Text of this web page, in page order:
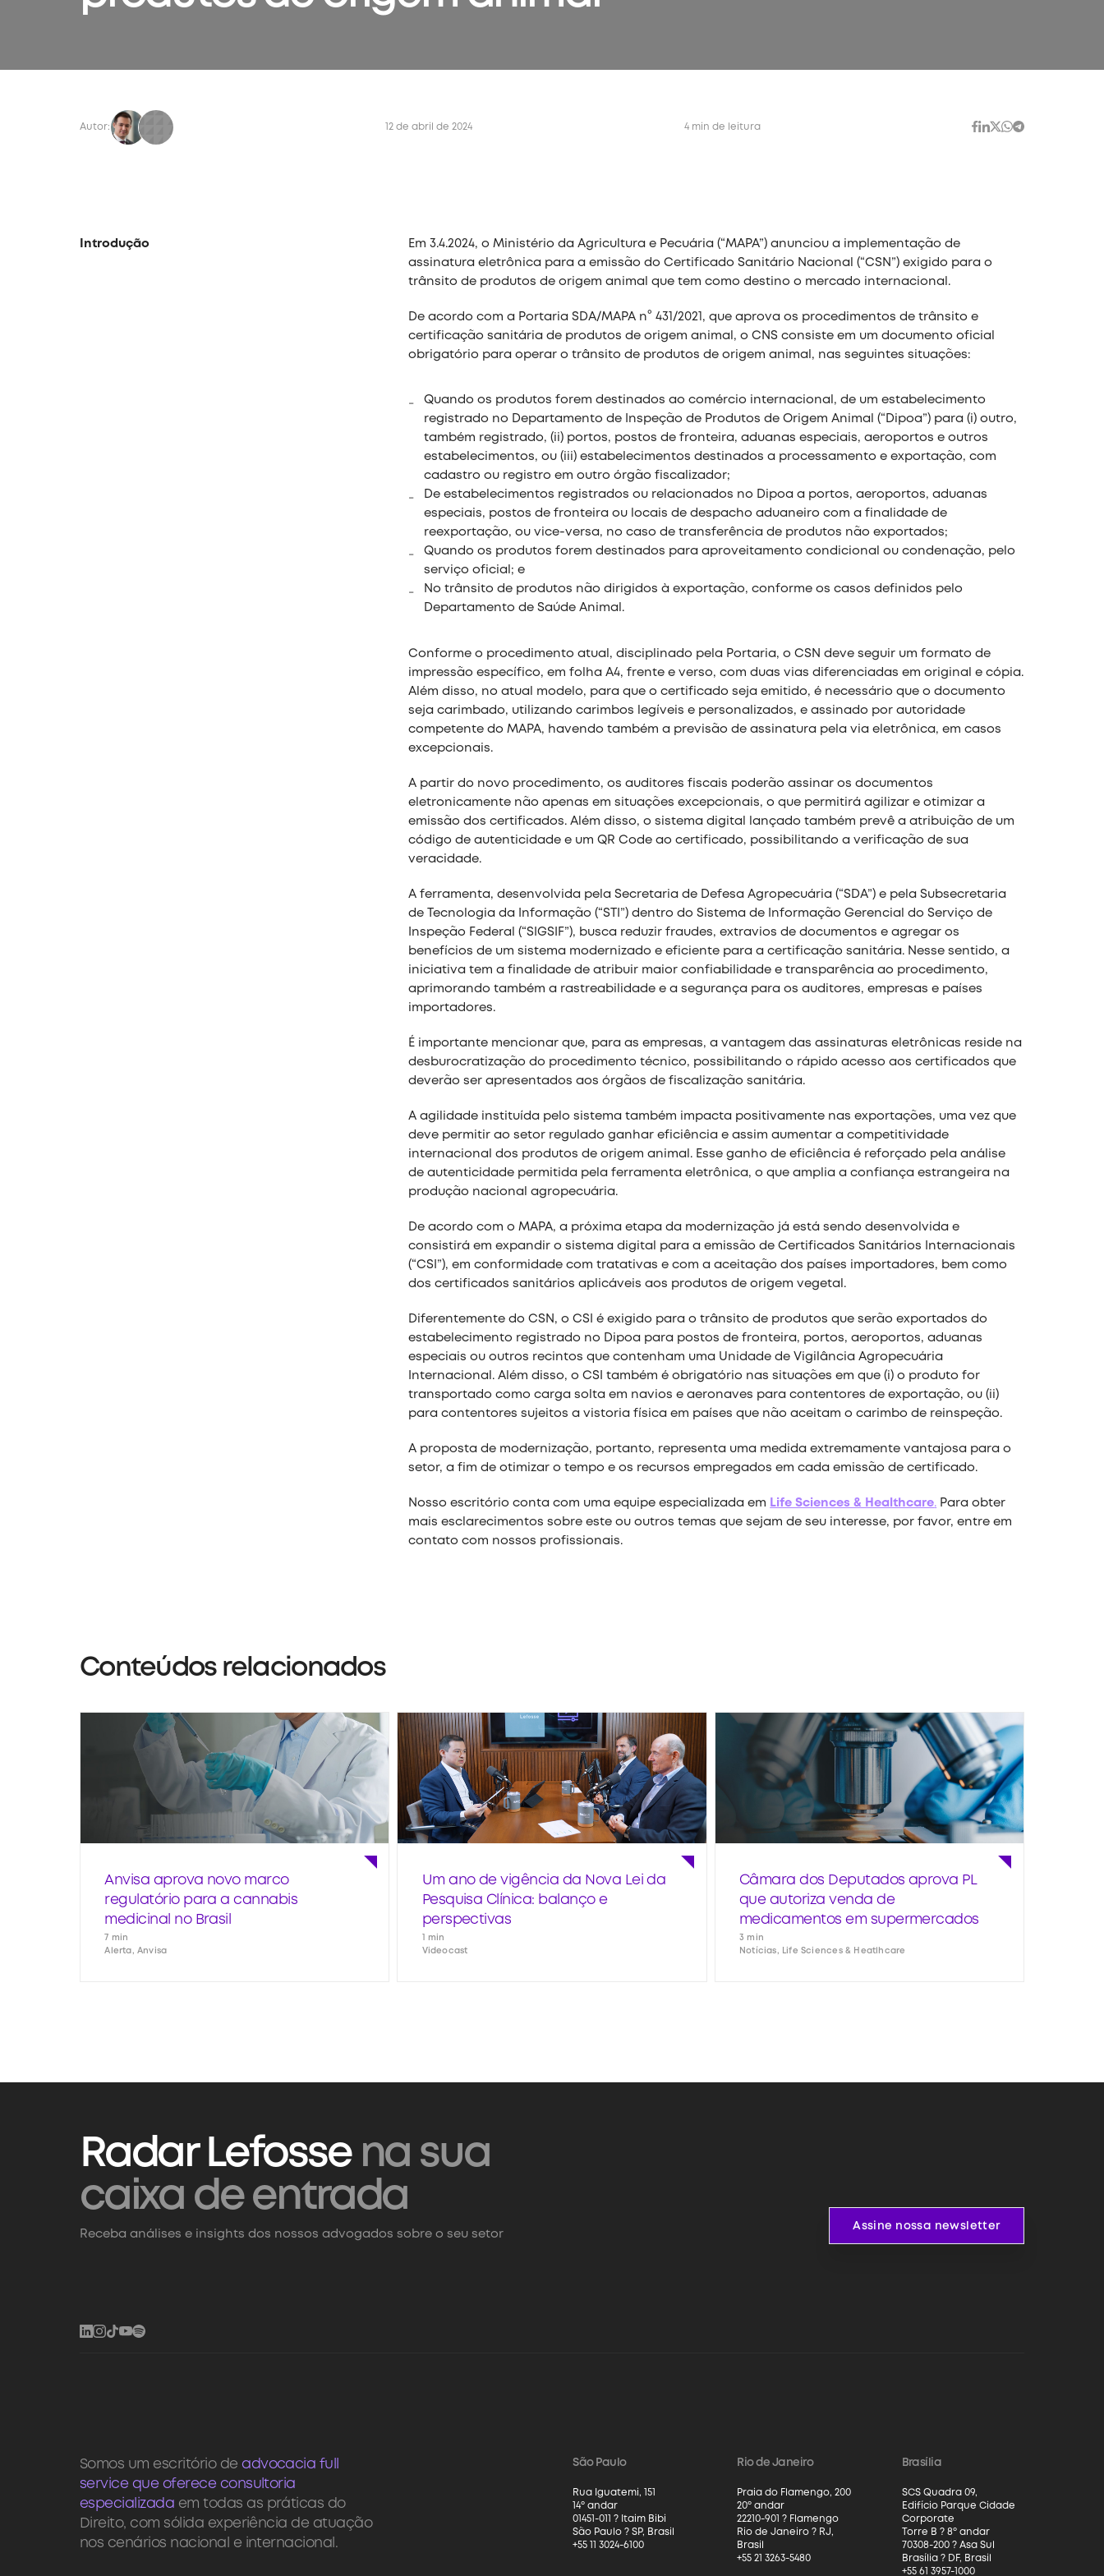
Autor: 12 de abril de 2024 4 min de leitura
Introdução
Em 3.4.2024, o Ministério da Agricultura e Pecuária (“MAPA”) anunciou a implementação de
assinatura eletrônica para a emissão do Certificado Sanitário Nacional (“CSN”) exigido para o
trânsito de produtos de origem animal que tem como destino o mercado internacional.
De acordo com a Portaria SDA/MAPA n° 431/2021, que aprova os procedimentos de trânsito e
certificação sanitária de produtos de origem animal, o CNS consiste em um documento oficial
obrigatório para operar o trânsito de produtos de origem animal, nas seguintes situações:
Quando os produtos forem destinados ao comércio internacional, de um estabelecimento
registrado no Departamento de Inspeção de Produtos de Origem Animal (“Dipoa”) para (i) outro,
também registrado, (ii) portos, postos de fronteira, aduanas especiais, aeroportos e outros
estabelecimentos, ou (iii) estabelecimentos destinados a processamento e exportação, com
cadastro ou registro em outro órgão fiscalizador;
De estabelecimentos registrados ou relacionados no Dipoa a portos, aeroportos, aduanas
especiais, postos de fronteira ou locais de despacho aduaneiro com a finalidade de
reexportação, ou vice-versa, no caso de transferência de produtos não exportados;
Quando os produtos forem destinados para aproveitamento condicional ou condenação, pelo
serviço oficial; e
No trânsito de produtos não dirigidos à exportação, conforme os casos definidos pelo
Departamento de Saúde Animal.
Conforme o procedimento atual, disciplinado pela Portaria, o CSN deve seguir um formato de
impressão específico, em folha A4, frente e verso, com duas vias diferenciadas em original e cópia.
Além disso, no atual modelo, para que o certificado seja emitido, é necessário que o documento
seja carimbado, utilizando carimbos legíveis e personalizados, e assinado por autoridade
competente do MAPA, havendo também a previsão de assinatura pela via eletrônica, em casos
excepcionais.
A partir do novo procedimento, os auditores fiscais poderão assinar os documentos
eletronicamente não apenas em situações excepcionais, o que permitirá agilizar e otimizar a
emissão dos certificados. Além disso, o sistema digital lançado também prevê a atribuição de um
código de autenticidade e um QR Code ao certificado, possibilitando a verificação de sua
veracidade.
A ferramenta, desenvolvida pela Secretaria de Defesa Agropecuária (“SDA”) e pela Subsecretaria
de Tecnologia da Informação (“STI”) dentro do Sistema de Informação Gerencial do Serviço de
Inspeção Federal (“SIGSIF”), busca reduzir fraudes, extravios de documentos e agregar os
benefícios de um sistema modernizado e eficiente para a certificação sanitária. Nesse sentido, a
iniciativa tem a finalidade de atribuir maior confiabilidade e transparência ao procedimento,
aprimorando também a rastreabilidade e a segurança para os auditores, empresas e países
importadores.
É importante mencionar que, para as empresas, a vantagem das assinaturas eletrônicas reside na
desburocratização do procedimento técnico, possibilitando o rápido acesso aos certificados que
deverão ser apresentados aos órgãos de fiscalização sanitária.
A agilidade instituída pelo sistema também impacta positivamente nas exportações, uma vez que
deve permitir ao setor regulado ganhar eficiência e assim aumentar a competitividade
internacional dos produtos de origem animal. Esse ganho de eficiência é reforçado pela análise
de autenticidade permitida pela ferramenta eletrônica, o que amplia a confiança estrangeira na
produção nacional agropecuária.
De acordo com o MAPA, a próxima etapa da modernização já está sendo desenvolvida e
consistirá em expandir o sistema digital para a emissão de Certificados Sanitários Internacionais
(“CSI”), em conformidade com tratativas e com a aceitação dos países importadores, bem como
dos certificados sanitários aplicáveis aos produtos de origem vegetal.
Diferentemente do CSN, o CSI é exigido para o trânsito de produtos que serão exportados do
estabelecimento registrado no Dipoa para postos de fronteira, portos, aeroportos, aduanas
especiais ou outros recintos que contenham uma Unidade de Vigilância Agropecuária
Internacional. Além disso, o CSI também é obrigatório nas situações em que (i) o produto for
transportado como carga solta em navios e aeronaves para contentores de exportação, ou (ii)
para contentores sujeitos a vistoria física em países que não aceitam o carimbo de reinspeção.
A proposta de modernização, portanto, representa uma medida extremamente vantajosa para o
setor, a fim de otimizar o tempo e os recursos empregados em cada emissão de certificado.
Nosso escritório conta com uma equipe especializada em Life Sciences & Healthcare. Para obter
mais esclarecimentos sobre este ou outros temas que sejam de seu interesse, por favor, entre em
contato com nossos profissionais.
Conteúdos relacionados
Anvisa aprova novo marco
regulatório para a cannabis
medicinal no Brasil
7 min
Alerta, Anvisa
Um ano de vigência da Nova Lei da
Pesquisa Clínica: balanço e
perspectivas
1 min
Videocast
Câmara dos Deputados aprova PL
que autoriza venda de
medicamentos em supermercados
3 min
Notícias, Life Sciences & Heatlhcare
Radar Lefossena sua
caixa de entrada
Receba análises e insights dos nossos advogados sobre o seu setor
Assine nossa newsletter
Somos um escritório deadvocacia full
service que oferece consultoria
especializada em todas as práticas do
Direito, com sólida experiência de atuação
nos cenários nacional e internacional.
São Paulo
Rua Iguatemi, 151
14º andar
01451-011 ? Itaim Bibi
São Paulo ? SP, Brasil
+55 11 3024-6100
Rio de Janeiro
Praia do Flamengo, 200
20º andar
22210-901 ? Flamengo
Rio de Janeiro ? RJ,
Brasil
+55 21 3263-5480
Brasília
SCS Quadra 09,
Edifício Parque Cidade
Corporate
Torre B ? 8º andar
70308-200 ? Asa Sul
Brasília ? DF, Brasil
+55 61 3957-1000